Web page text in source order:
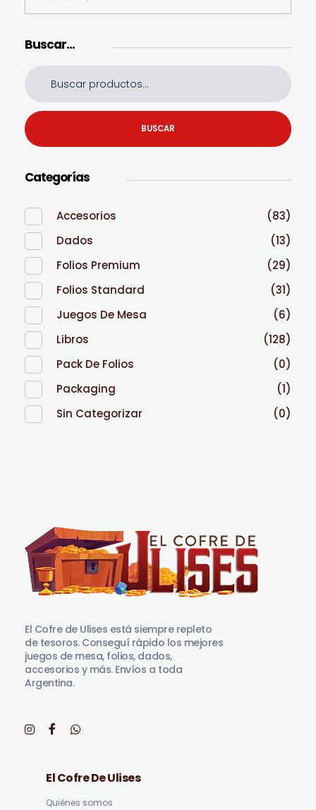
Buscar…
BUSCAR
Categorías
Accesorios
(83)
Dados
(13)
Folios Premium
(29)
Folios Standard
(31)
Juegos De Mesa
(6)
Libros
(128)
Pack De Folios
(0)
Packaging
(1)
Sin Categorizar
(0)
El Cofre de Ulises está siempre repleto
de tesoros. Conseguí rápido los mejores
juegos de mesa, folios, dados,
accesorios y más. Envíos a toda
Argentina.
El Cofre De Ulises
Quiénes somos